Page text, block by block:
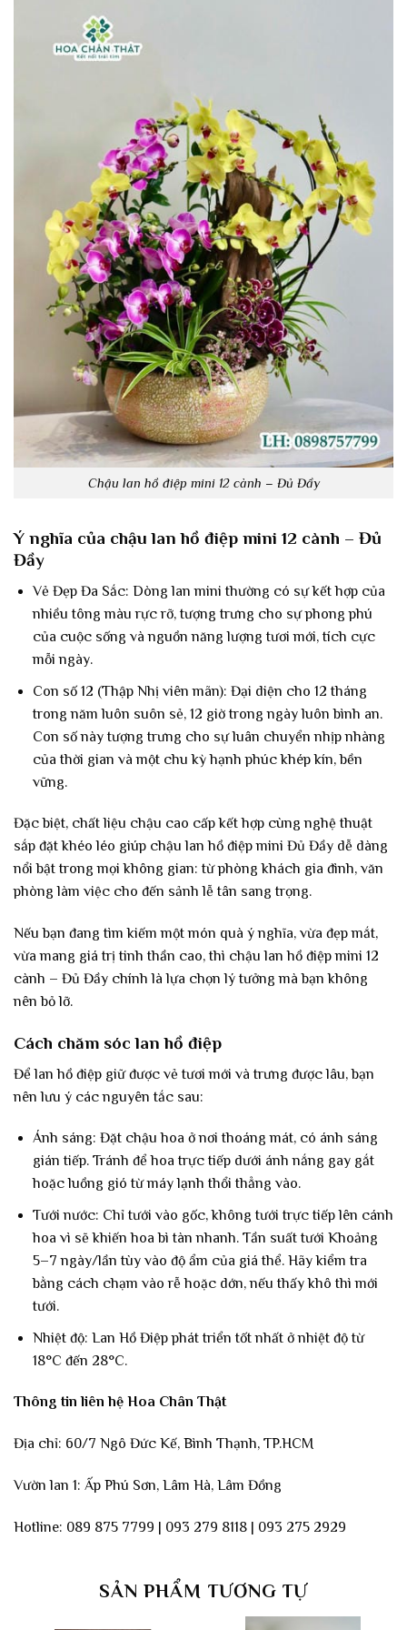
Chậu lan hồ điệp mini 12 cành – Đủ Đầy
Ý nghĩa của chậu lan hồ điệp mini 12 cành – Đủ
Đầy
Vẻ Đẹp Đa Sắc: Dòng lan mini thường có sự kết hợp của
nhiều tông màu rực rỡ, tượng trưng cho sự phong phú
của cuộc sống và nguồn năng lượng tươi mới, tích cực
mỗi ngày.
Con số 12 (Thập Nhị viên mãn): Đại diện cho 12 tháng
trong năm luôn suôn sẻ, 12 giờ trong ngày luôn bình an.
Con số này tượng trưng cho sự luân chuyển nhịp nhàng
của thời gian và một chu kỳ hạnh phúc khép kín, bền
vững.
Đặc biệt, chất liệu chậu cao cấp kết hợp cùng nghệ thuật
sắp đặt khéo léo giúp chậu lan hồ điệp mini Đủ Đầy dễ dàng
nổi bật trong mọi không gian: từ phòng khách gia đình, văn
phòng làm việc cho đến sảnh lễ tân sang trọng.
Nếu bạn đang tìm kiếm một món quà ý nghĩa, vừa đẹp mắt,
vừa mang giá trị tinh thần cao, thì chậu lan hồ điệp mini 12
cành – Đủ Đầy chính là lựa chọn lý tưởng mà bạn không
nên bỏ lỡ.
Cách chăm sóc lan hồ điệp
Để lan hồ điệp giữ được vẻ tươi mới và trưng được lâu, bạn
nên lưu ý các nguyên tắc sau:
Ánh sáng: Đặt chậu hoa ở nơi thoáng mát, có ánh sáng
gián tiếp. Tránh để hoa trực tiếp dưới ánh nắng gay gắt
hoặc luồng gió từ máy lạnh thổi thẳng vào.
Tưới nước: Chỉ tưới vào gốc, không tưới trực tiếp lên cánh
hoa vì sẽ khiến hoa bì tàn nhanh. Tần suất tưới Khoảng
5–7 ngày/lần tùy vào độ ẩm của giá thể. Hãy kiểm tra
bằng cách chạm vào rễ hoặc dớn, nếu thấy khô thì mới
tưới.
Nhiệt độ: Lan Hồ Điệp phát triển tốt nhất ở nhiệt độ từ
18°C đến 28°C.
Thông tin liên hệ Hoa Chân Thật
Địa chỉ: 60/7 Ngô Đức Kế, Bình Thạnh, TP.HCM
Vườn lan 1: Ấp Phú Sơn, Lâm Hà, Lâm Đồng
Hotline: 089 875 7799 | 093 279 8118 | 093 275 2929
SẢN PHẨM TƯƠNG TỰ